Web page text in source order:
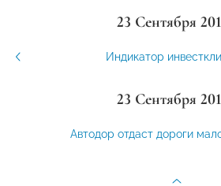
23 Сентября
Индикатор
23 Сентября
Автодор отдаст дороги